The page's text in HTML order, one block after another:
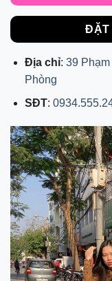
ĐẶT
Địa chỉ: 39
Phòng
SĐT: